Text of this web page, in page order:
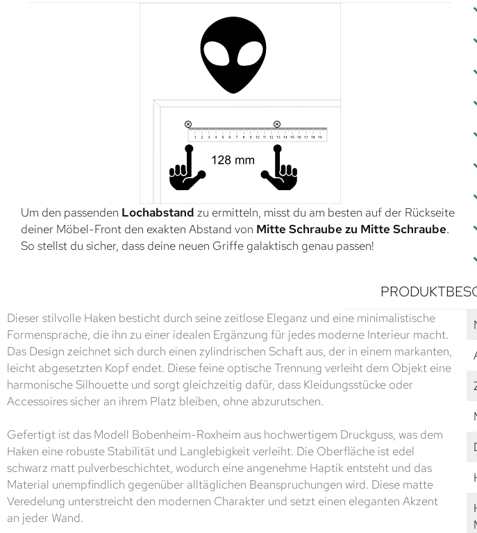
Um den passenden Lochabstand zu ermitteln, misst du am besten auf der Rückseite
deiner Möbel-Front den exakten Abstand von Mitte Schraube zu Mitte Schraube.
So stellst du sicher, dass deine neuen Griffe galaktisch genau passen!
Dieser stilvolle Haken besticht durch seine zeitlose Eleganz und eine minimalistische
Formensprache, die ihn zu einer idealen Ergänzung für jedes moderne Interieur macht.
Das Design zeichnet sich durch einen zylindrischen Schaft aus, der in einem markanten,
leicht abgesetzten Kopf endet. Diese feine optische Trennung verleiht dem Objekt eine
harmonische Silhouette und sorgt gleichzeitig dafür, dass Kleidungsstücke oder
Accessoires sicher an ihrem Platz bleiben, ohne abzurutschen.
Gefertigt ist das Modell Bobenheim-Roxheim aus hochwertigem Druckguss, was dem
Haken eine robuste Stabilität und Langlebigkeit verleiht. Die Oberfläche ist edel
schwarz matt pulverbeschichtet, wodurch eine angenehme Haptik entsteht und das
Material unempfindlich gegenüber alltäglichen Beanspruchungen wird. Diese matte
Veredelung unterstreicht den modernen Charakter und setzt einen eleganten Akzent
an jeder Wand.